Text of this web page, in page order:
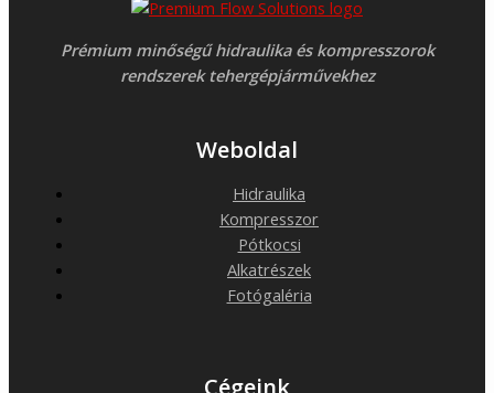
Prémium minőségű hidraulika és kompresszorok
rendszerek tehergépjárművekhez
Weboldal
Hidraulika
Kompresszor
Pótkocsi
Alkatrészek
Fotógaléria
Cégeink